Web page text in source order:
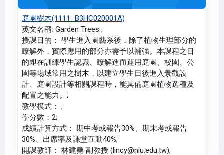
庭園樹木(1111_B3HC020001A)
英文名稱: Garden Trees ;
授課目的： 學生進入園藝系後，除了植物生理部分的
瞭解外，實際應用的部分亦需予以補強。本課程之目
的即在訓練學生認識、瞭解進而運用庭園、校園、公
園等場域常用之樹木，以建立學生日後進入景觀設
計、庭園設計等相關課程時，能具備庭園植物選種及
配置之能力。;
教學模式： ;
學分數：2;
成績計算方式： 期中考或報告30%、期末考或報告
30%、出席率及課堂互動40%;
開課教師： 林建堯 副教授 (lincy@niu.edu.tw);